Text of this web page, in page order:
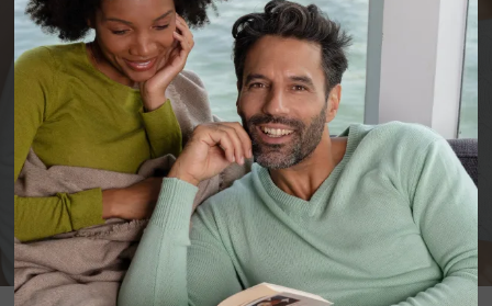
Кашемир. История самой
дорогой и редкой
натуральной ткани в мире.
БЛОГ О КАШЕМИРЕ PETER GREŠA